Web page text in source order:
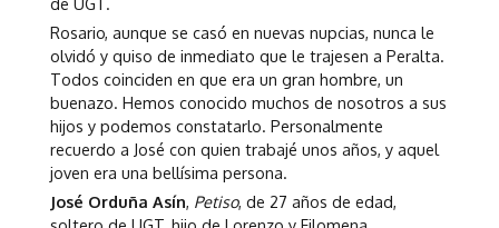
Rosario, aunque se casó en nuevas nupcias, nunca le
olvidó y quiso de inmediato que le trajesen a Peralta.
Todos coinciden en que era un gran hombre, un
buenazo. Hemos conocido muchos de nosotros a sus
hijos y podemos constatarlo. Personalmente
recuerdo a José con quien trabajé unos años, y aquel
joven era una bellísima persona.
José Orduña Asín, Petiso, de 27 años de edad,